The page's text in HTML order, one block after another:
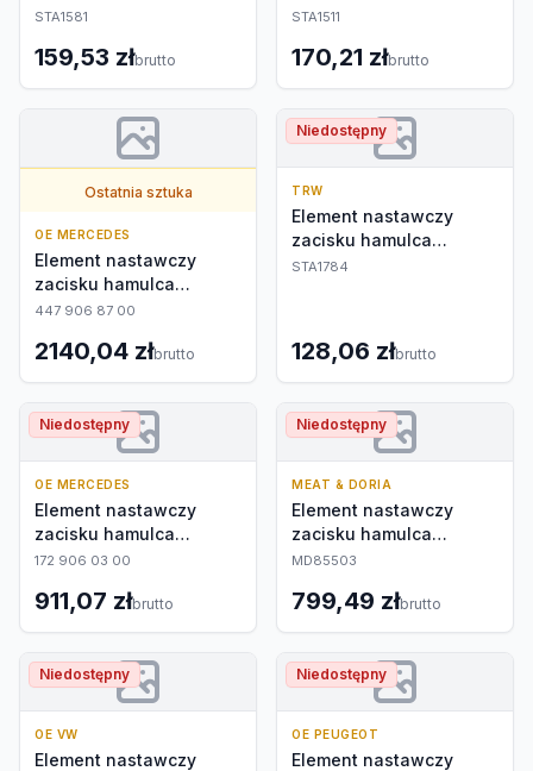
postojowego
STA1581
159,53 złbrutto
postojowego
STA1511
170,21 złbrutto
Ostatnia sztuka
OE MERCEDES
Element nastawczy
zacisku hamulca
postojowego
447 906 87 00
2140,04 złbrutto
Niedostępny
TRW
Element nastawczy
zacisku hamulca
postojowego
STA1784
128,06 złbrutto
Niedostępny
OE MERCEDES
Element nastawczy
zacisku hamulca
postojowego
172 906 03 00
911,07 złbrutto
Niedostępny
MEAT & DORIA
Element nastawczy
zacisku hamulca
postojowego
MD85503
799,49 złbrutto
Niedostępny
OE VW
Element nastawczy
Niedostępny
OE PEUGEOT
Element nastawczy